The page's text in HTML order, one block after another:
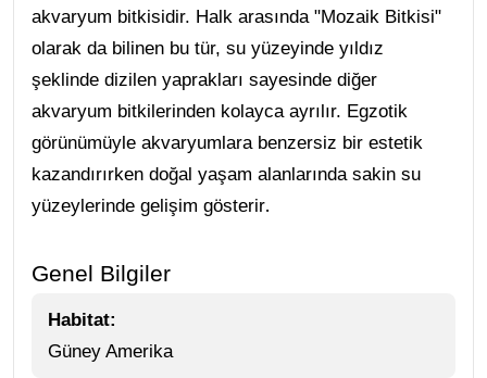
akvaryum bitkisidir. Halk arasında "Mozaik Bitkisi"
olarak da bilinen bu tür, su yüzeyinde yıldız
şeklinde dizilen yaprakları sayesinde diğer
akvaryum bitkilerinden kolayca ayrılır. Egzotik
görünümüyle akvaryumlara benzersiz bir estetik
kazandırırken doğal yaşam alanlarında sakin su
yüzeylerinde gelişim gösterir.
Genel Bilgiler
Habitat:
Güney Amerika